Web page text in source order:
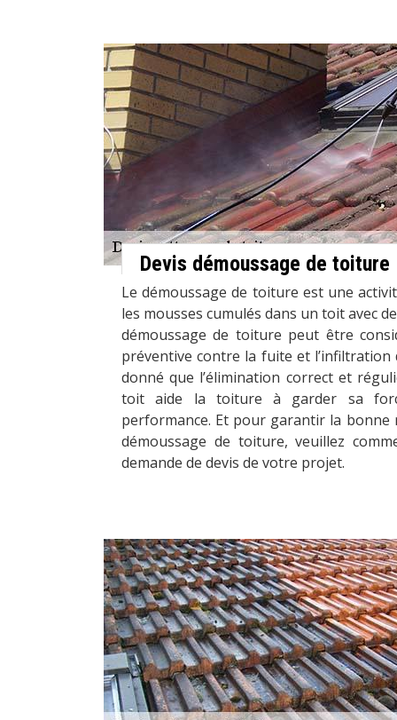
Devis démoussage de toiture
Le démoussage de toiture est une
les mousses cumulés dans un toit avec
démoussage de toiture peut être
préventive contre la fuite et
donné que l’élimination correct et
toit aide la toiture à garder sa
performance. Et pour garantir la bonne
démoussage de toiture, veuillez
demande de devis de votre projet.